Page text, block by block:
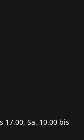
17.00, Sa. 10.00 bis